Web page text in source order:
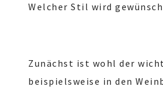
Welcher Stil wird
Zunächst ist wohl der
beispielsweise in den